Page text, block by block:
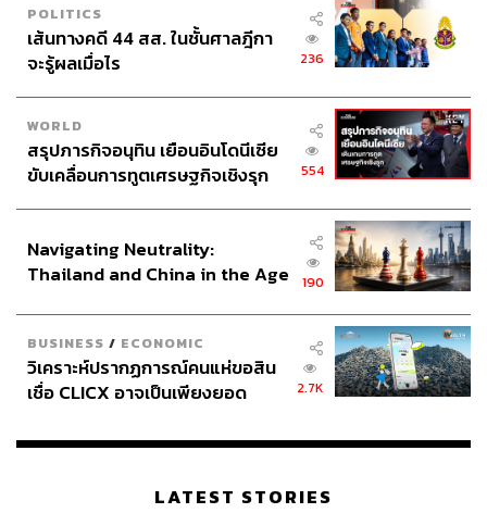
POLITICS
เส้นทางคดี 44 สส. ในชั้นศาลฎีกา
จะรู้ผลเมื่อไร
236
WORLD
สรุปภารกิจอนุทิน เยือนอินโดนีเซีย
ขับเคลื่อนการทูตเศรษฐกิจเชิงรุก
554
Navigating Neutrality:
Thailand and China in the Age
190
BUSINESS / ECONOMIC
วิเคราะห์ปรากฏการณ์คนแห่ขอสิน
เชื่อ CLICX อาจเป็นเพียงยอด
เรือนไทยที่ถูกซุกไว้
2.7K
LATEST STORIES